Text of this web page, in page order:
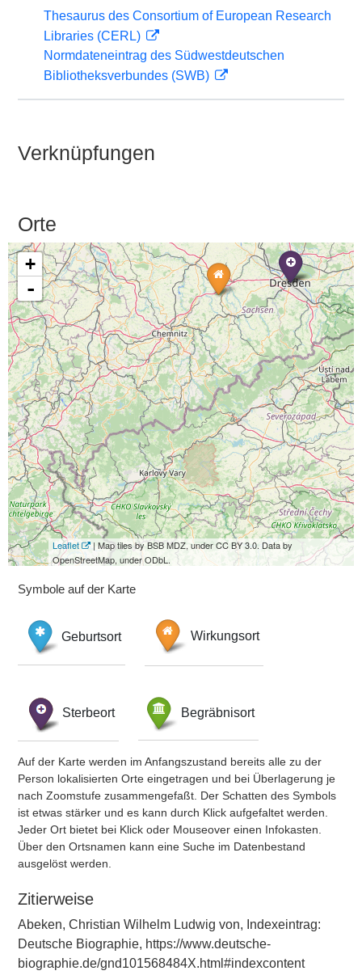
Thesaurus des Consortium of European Research
Libraries (CERL)
Normdateneintrag des Südwestdeutschen
Bibliotheksverbundes (SWB)
Verknüpfungen
Orte
+
-
Leaflet
| Map tiles by BSB MDZ, under CC BY 3.0. Data by
OpenStreetMap, under ODbL.
Symbole auf der Karte
Geburtsort Wirkungsort
Sterbeort Begräbnisort
Auf der Karte werden im Anfangszustand bereits alle zu der
Person lokalisierten Orte eingetragen und bei Überlagerung je
nach Zoomstufe zusammengefaßt. Der Schatten des Symbols
ist etwas stärker und es kann durch Klick aufgefaltet werden.
Jeder Ort bietet bei Klick oder Mouseover einen Infokasten.
Über den Ortsnamen kann eine Suche im Datenbestand
ausgelöst werden.
Zitierweise
Abeken, Christian Wilhelm Ludwig von, Indexeintrag:
Deutsche Biographie, https://www.deutsche-
biographie.de/gnd101568484X.html#indexcontent